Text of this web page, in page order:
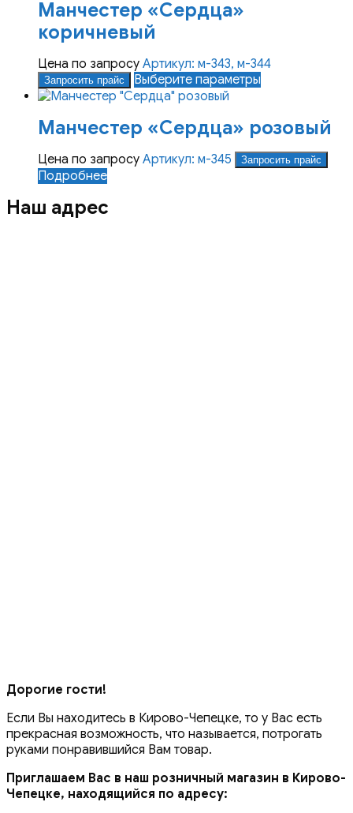
странице
товара.
несколько
вариаций.
выбрать
на
странице
товара.
Манчестер «Сердца»
коричневый
Цена по запросу Артикул: м-343, м-344
Запросить прайс Выберите параметры
несколько
Опции
можно
Манчестер «Сердца» розовый
Цена по запросу Артикул: м-345 Запросить прайс
Подробнее
Наш адрес
Дорогие гости!
Если Вы находитесь в Кирово-Чепецке, то у Вас есть
прекрасная возможность, что называется, потрогать
руками понравившийся Вам товар.
Приглашаем Вас в наш розничный магазин в Кирово-
Чепецке, находящийся по адресу: